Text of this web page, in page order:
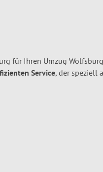
für Ihren Umzug
Service, der speziell